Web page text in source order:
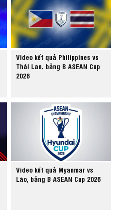
Video kết quả Philippines vs
Thái Lan, bảng B ASEAN Cup
2026
Video kết quả Myanmar vs
Lào, bảng B ASEAN Cup 2026